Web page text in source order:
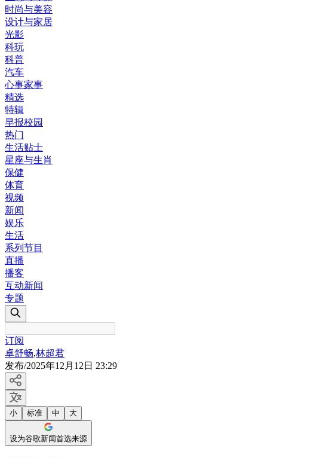
时尚与美容
设计与家居
光影
科玩
科普
汽车
心事家事
精选
特辑
早报校园
热门
生活贴士
星座与生肖
保健
体育
视频
新闻
娱乐
生活
系列节目
直播
播客
互动新闻
专题
订阅
卓舒畅,林超君
发布/2025年12月12日 23:29
小 标准 中 大
设为谷歌新闻首选来源